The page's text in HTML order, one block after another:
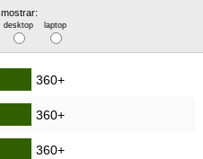
mostrar:
desktop laptop
360+
360+
360+